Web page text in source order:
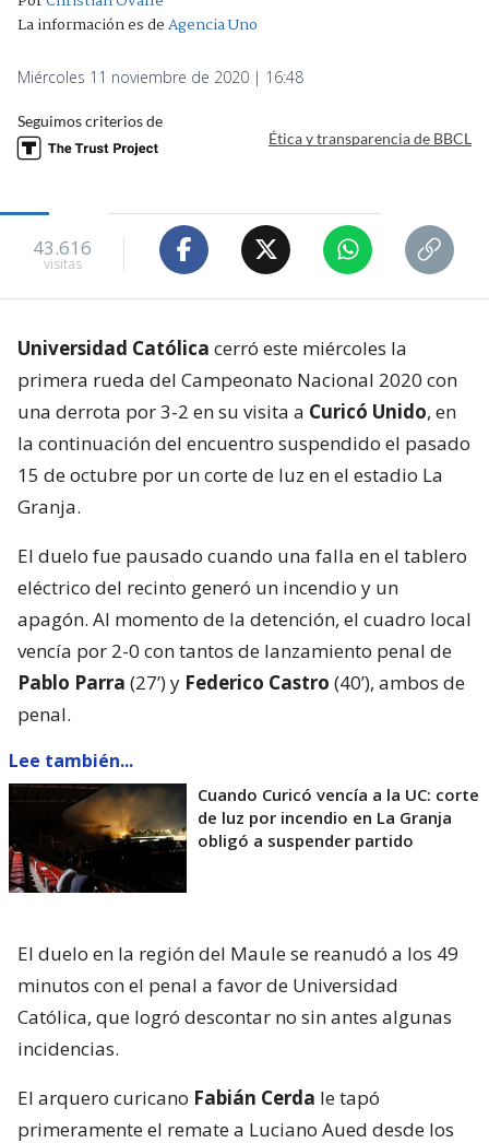
La información es deAgencia Uno
Miércoles 11 noviembre de 2020 | 16:48
Seguimos criterios de
Ética y transparencia de BBCL
43.616
visitas
Universidad Católica cerró este miércoles la
primera rueda del Campeonato Nacional 2020 con
una derrota por 3-2 en su visita a Curicó Unido, en
la continuación del encuentro suspendido el pasado
15 de octubre por un corte de luz en el estadio La
Granja.
El duelo fue pausado cuando una falla en el tablero
eléctrico del recinto generó un incendio y un
apagón. Al momento de la detención, el cuadro local
vencía por 2-0 con tantos de lanzamiento penal de
Pablo Parra (27’) y Federico Castro (40’), ambos de
penal.
Lee también...
Cuando Curicó vencía a la UC: corte
de luz por incendio en La Granja
obligó a suspender partido
El duelo en la región del Maule se reanudó a los 49
minutos con el penal a favor de Universidad
Católica, que logró descontar no sin antes algunas
incidencias.
El arquero curicano Fabián Cerda le tapó
primeramente el remate a Luciano Aued desde los